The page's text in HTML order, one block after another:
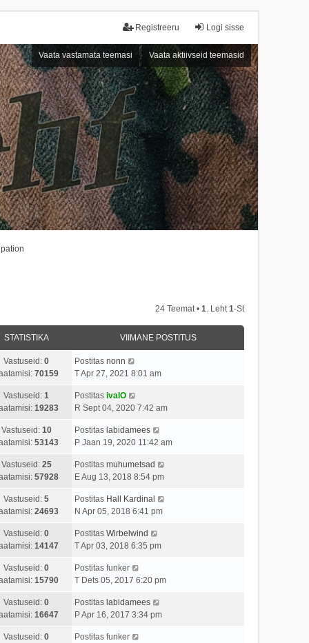
Logi sisse
Registreeru
Vaata vastamata teemasi Vaata aktiivseid teemasid
24 Teemat • 1. Leht1-st
STATISTIKA VIIMANE POSTITUS
Vastuseid: 0
70159
Postitas nonn
T Apr 27, 2021 8:01 am
Vastuseid: 1
19283
Postitas ivalO
R Sept 04, 2020 7:42 am
Vastuseid: 10
53143
Postitas labidamees
P Jaan 19, 2020 11:42 am
Vastuseid: 25
57928
Postitas muhumetsad
E Aug 13, 2018 8:54 pm
Vastuseid: 5
24693
Postitas Hall Kardinal
N Apr 05, 2018 6:41 pm
Vastuseid: 0
14147
Postitas Wirbelwind
T Apr 03, 2018 6:35 pm
Vastuseid: 0
15790
Postitas funker
T Dets 05, 2017 6:20 pm
Vastuseid: 0
16647
Postitas labidamees
P Apr 16, 2017 3:34 pm
Vastuseid: 0
Postitas funker